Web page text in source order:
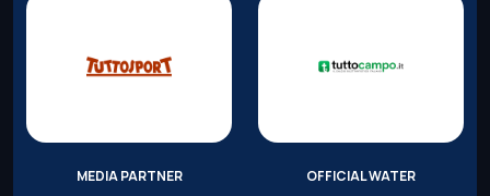
MEDIA PARTNER OFFICIAL WATER